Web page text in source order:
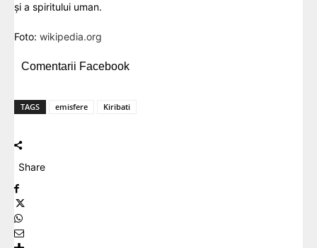
și a spiritului uman.
Foto: wikipedia.org
Comentarii Facebook
TAGS emisfere Kiribati
Share